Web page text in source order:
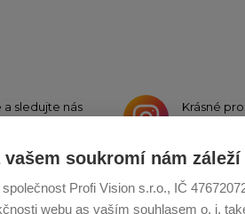
sledujte nás Krásné
vašem soukromí nám záleží
společnost Profi Vision s.r.o., IČ
webu as vaším souhlasem o. i.